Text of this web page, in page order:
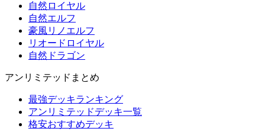
自然ロイヤル
自然エルフ
豪風リノエルフ
リオードロイヤル
自然ドラゴン
アンリミテッドまとめ
最強デッキランキング
アンリミテッドデッキ一覧
格安おすすめデッキ